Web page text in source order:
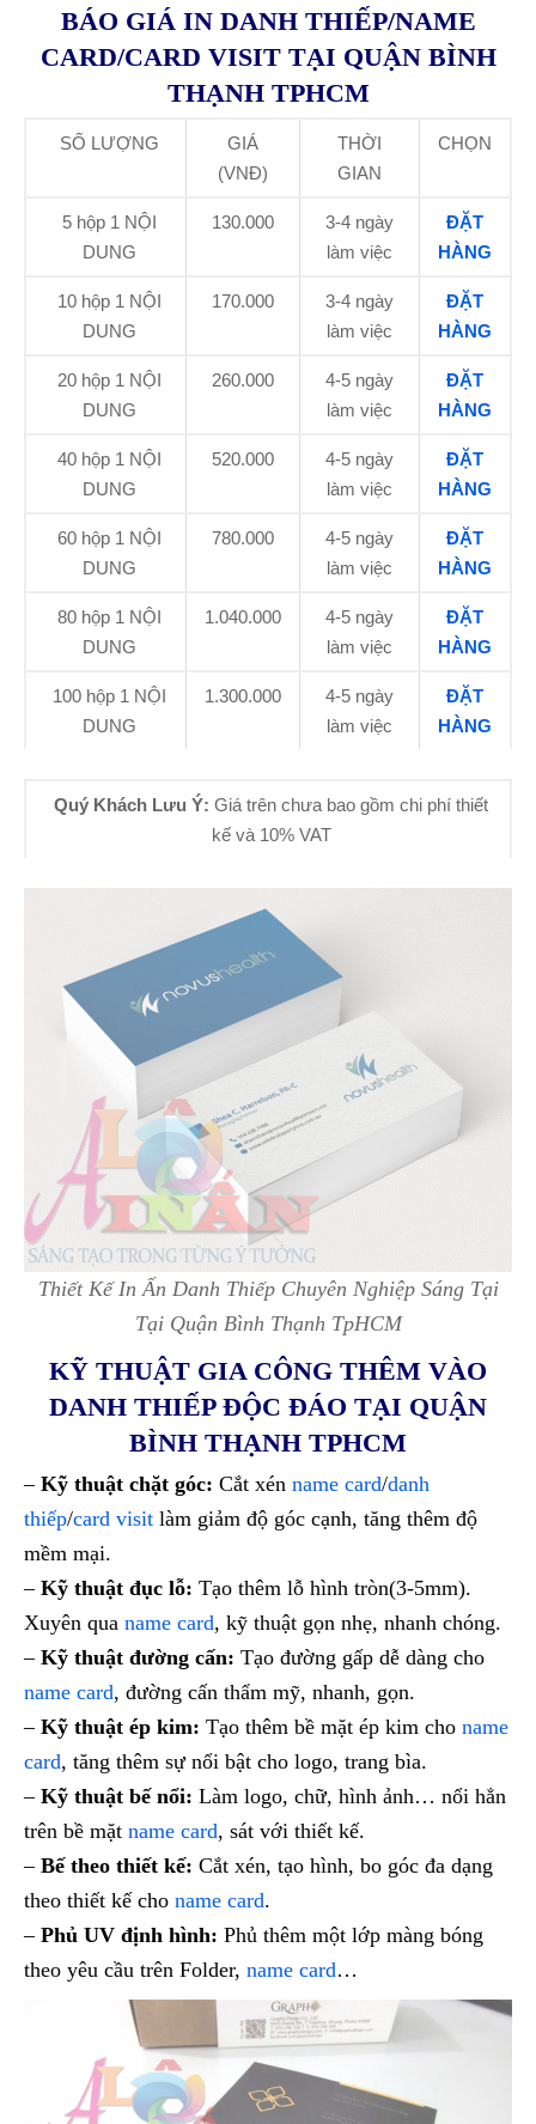
BÁO GIÁ IN DANH THIẾP/NAME
CARD/CARD VISIT TẠI QUẬN BÌNH
THẠNH TPHCM
SỐ LƯỢNG
GIÁ
(VNĐ)
THỜI
GIAN
CHỌN
5 hộp 1 NỘI
DUNG
130.000
3-4 ngày
làm việc
ĐẶT
HÀNG
10 hộp 1 NỘI
DUNG
170.000
3-4 ngày
làm việc
ĐẶT
HÀNG
20 hộp 1 NỘI
DUNG
260.000
4-5 ngày
làm việc
ĐẶT
HÀNG
40 hộp 1 NỘI
DUNG
520.000
4-5 ngày
làm việc
ĐẶT
HÀNG
60 hộp 1 NỘI
DUNG
780.000
4-5 ngày
làm việc
ĐẶT
HÀNG
80 hộp 1 NỘI
DUNG
1.040.000
4-5 ngày
làm việc
ĐẶT
HÀNG
100 hộp 1 NỘI
DUNG
1.300.000
4-5 ngày
làm việc
ĐẶT
HÀNG
Quý Khách Lưu Ý: Giá trên chưa bao gồm chi phí thiết
kế và 10% VAT
Thiết Kế In Ấn Danh Thiếp Chuyên Nghiệp Sáng Tại
Tại Quận Bình Thạnh TpHCM
KỸ THUẬT GIA CÔNG THÊM VÀO
DANH THIẾP ĐỘC ĐÁO TẠI QUẬN
BÌNH THẠNH TPHCM
– Kỹ thuật chặt góc: Cắt xén name card/danh
thiếp/card visit làm giảm độ góc cạnh, tăng thêm độ
mềm mại.
– Kỹ thuật đục lỗ: Tạo thêm lỗ hình tròn(3-5mm).
Xuyên qua name card, kỹ thuật gọn nhẹ, nhanh chóng.
– Kỹ thuật đường cấn: Tạo đường gấp dễ dàng cho
name card, đường cấn thẩm mỹ, nhanh, gọn.
– Kỹ thuật ép kim: Tạo thêm bề mặt ép kim cho name
card, tăng thêm sự nổi bật cho logo, trang bìa.
– Kỹ thuật bế nổi: Làm logo, chữ, hình ảnh… nổi hẳn
trên bề mặt name card, sát với thiết kế.
– Bế theo thiết kế: Cắt xén, tạo hình, bo góc đa dạng
theo thiết kế cho name card.
– Phủ UV định hình: Phủ thêm một lớp màng bóng
theo yêu cầu trên Folder, name card…